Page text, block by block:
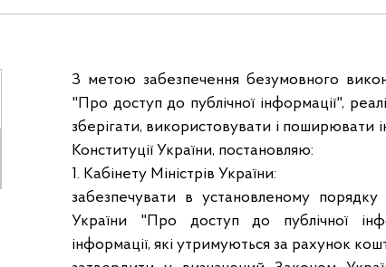
З метою забезпечення безумовного
"Про доступ до публічної інформації",
зберігати, використовувати і
Конституції України, постановляю:
1. Кабінету Міністрів України:
забезпечувати в установленому
України "Про доступ до публічної
інформації, які утримуються за рахунок